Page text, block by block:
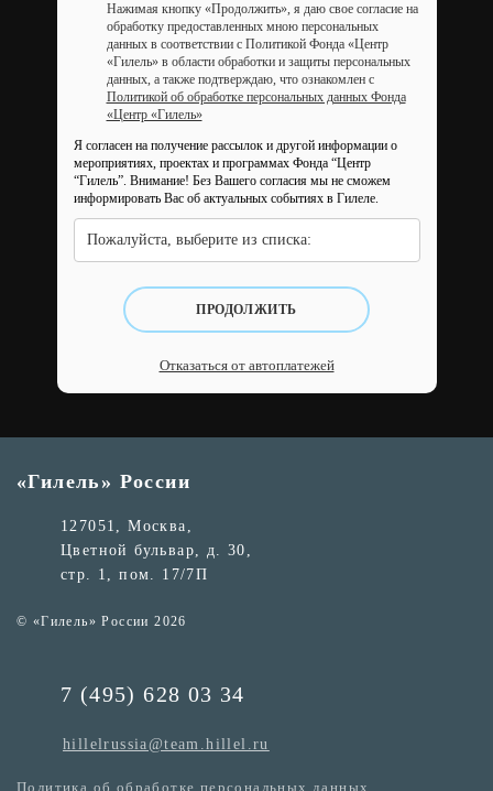
Нажимая кнопку «Продолжить», я даю свое согласие на
обработку предоставленных мною персональных
данных в соответствии с Политикой Фонда «Центр
«Гилель» в области обработки и защиты персональных
данных, а также подтверждаю, что ознакомлен с
Политикой об обработке персональных данных Фонда
«Центр «Гилель»
Я согласен на получение рассылок и другой информации о
мероприятиях, проектах и программах Фонда “Центр
“Гилель”. Внимание! Без Вашего согласия мы не сможем
информировать Вас об актуальных событиях в Гилеле.
Пожалуйста, выберите из списка:
ПРОДОЛЖИТЬ
Отказаться от автоплатежей
«Гилель» России
127051, Москва,
Цветной бульвар, д. 30,
стр. 1, пом. 17/7П
© «Гилель» России 2026
7 (495) 628 03 34
hillelrussia@team.hillel.ru
Политика об обработке персональных данных